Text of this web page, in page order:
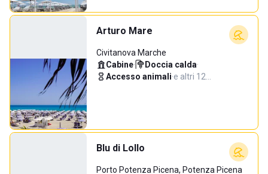
Arturo Mare
Civitanova Marche
Cabine· Doccia calda·
Accesso animali·e altri 12…
Blu di Lollo
Porto Potenza Picena, Potenza Picena